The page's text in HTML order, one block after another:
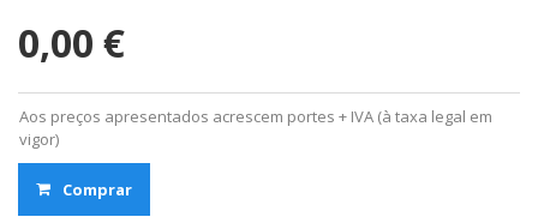
0,00 €
Aos preços apresentados acrescem portes + IVA (à taxa legal em
vigor)
Comprar